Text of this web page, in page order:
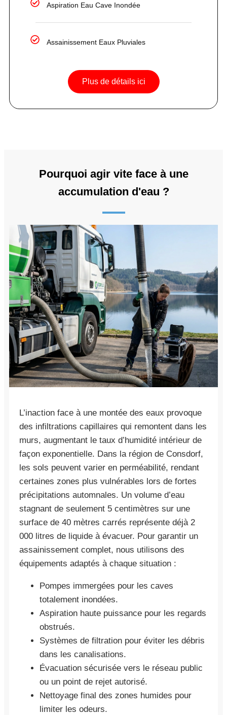
Aspiration Eau Cave Inondée
Assainissement Eaux Pluviales
Plus de détails ici
Pourquoi agir vite face à une
accumulation d'eau ?
L’inaction face à une montée des eaux provoque
des infiltrations capillaires qui remontent dans les
murs, augmentant le taux d’humidité intérieur de
façon exponentielle. Dans la région de Consdorf,
les sols peuvent varier en perméabilité, rendant
certaines zones plus vulnérables lors de fortes
précipitations automnales. Un volume d’eau
stagnant de seulement 5 centimètres sur une
surface de 40 mètres carrés représente déjà 2
000 litres de liquide à évacuer. Pour garantir un
assainissement complet, nous utilisons des
équipements adaptés à chaque situation :
Pompes immergées pour les caves
totalement inondées.
Aspiration haute puissance pour les regards
obstrués.
Systèmes de filtration pour éviter les débris
dans les canalisations.
Évacuation sécurisée vers le réseau public
ou un point de rejet autorisé.
Nettoyage final des zones humides pour
limiter les odeurs.